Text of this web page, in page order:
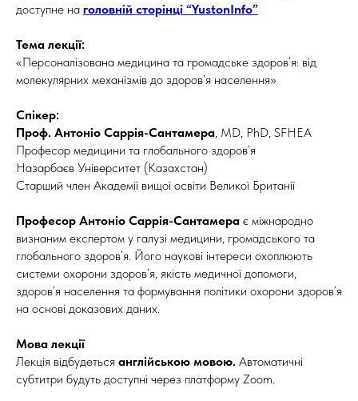
доступне на головній сторінці “YustonInfo”
Тема лекції:
«Персоналізована медицина та громадське здоров’я: від
молекулярних механізмів до здоров’я населення»
Спікер:
Проф. Антоніо Саррія-Сантамера, MD, PhD, SFHEA
Професор медицини та глобального здоров’я
Назарбаєв Університет (Казахстан)
Старший член Академії вищої освіти Великої Британії
Професор Антоніо Саррія-Сантамера є міжнародно
визнаним експертом у галузі медицини, громадського та
глобального здоров’я. Його наукові інтереси охоплюють
системи охорони здоров’я, якість медичної допомоги,
здоров’я населення та формування політики охорони здоров’я
на основі доказових даних.
Мова лекції
Лекція відбудеться англійською мовою. Автоматичні
субтитри будуть доступні через платформу Zoom.